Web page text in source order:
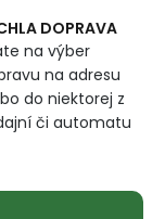
DOPRAVA
na výber
na adresu
do niektorej z
či automatu